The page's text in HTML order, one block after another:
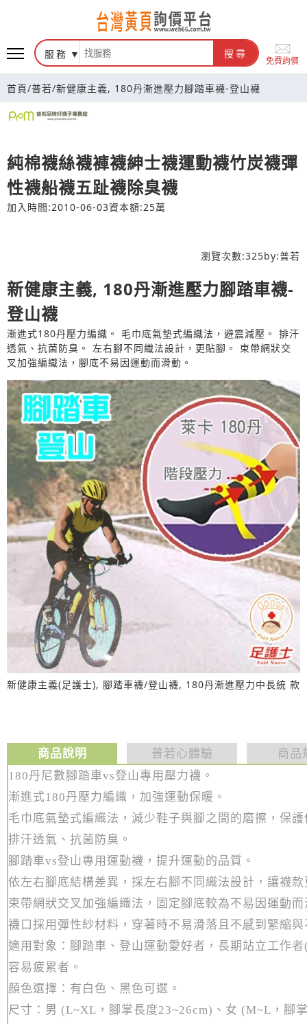
台灣黃頁詢價平台
服務 搜尋
免費詢價
首頁/普若/新健康主義, 180丹漸進壓力腳踏車襪-登山襪
純棉襪絲襪褲襪紳士襪運動襪竹炭襪彈
性襪船襪五趾襪除臭襪
加入時間:2010-06-03資本額:25萬
瀏覽次數:325by:普若
新健康主義, 180丹漸進壓力腳踏車襪-
登山襪
漸進式180丹壓力編織。 毛巾底氣墊式編織法，避震減壓。 排汗
透氣、抗菌防臭。 左右腳不同織法設計，更貼腳。 束帶網狀交
叉加強編織法，腳底不易因運動而滑動。
新健康主義(足護士), 腳踏車襪/登山襪, 180丹漸進壓力中長統 款
商品說明 普若心體驗 商品
180丹尼數腳踏車vs登山專用壓力襪。
漸進式180丹壓力編織，加強運動保暖。
毛巾底氣墊式編織法，減少鞋子與腳之間的磨擦，保
排汗透氣、抗菌防臭。
腳踏車vs登山專用運動襪，提升運動的品質。
依左右腳底結構差異，採左右腳不同織法設計，讓襪
束帶網狀交叉加強編織法，固定腳底較為不易因運動
襪口採用彈性紗材料，穿著時不易滑落且不感到緊縮
適用對象：腳踏車、登山運動愛好者，長期站立工作
容易疲累者。
顏色選擇：有白色、黑色可選。
尺寸：男 (L~XL，腳掌長度23~26cm)、女 (M~L ， 腳